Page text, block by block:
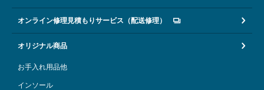
オンライン修理見積もりサービス（配送修理）
オリジナル商品
お手入れ用品他
インソール